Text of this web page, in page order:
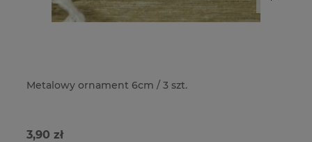
Metalowy ornament 6cm / 3 szt.
3,90 zł